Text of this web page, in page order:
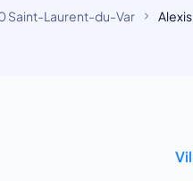
Saint-Laurent-du-Var